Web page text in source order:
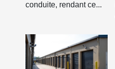
conduite, rendant ce...